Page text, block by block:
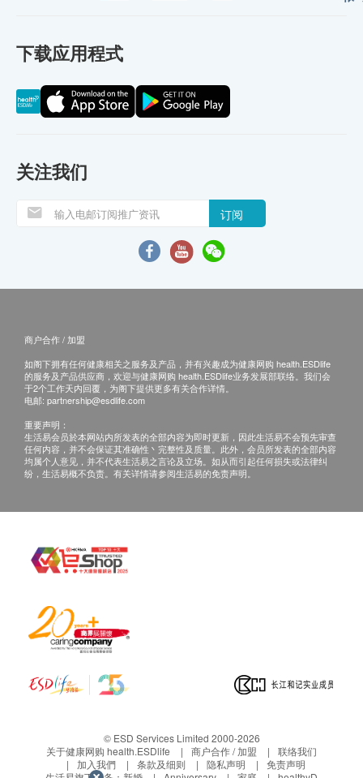
下载应用程式
关注我们
订阅
商户合作 / 加盟
如阁下拥有任何健康相关之服务及产品，并有兴趣成为健康网购 health.ESDlife
的服务及产品供应商，欢迎与健康网购 health.ESDlife业务发展部联络。我们会
于2个工作天内回覆，为阁下提供更多有关合作详情。
电邮: partnership@esdlife.com
重要声明：
生活易会员於本网站内所发表的全部内容为即时更新，因此生活易不会预先审查
任何内容，并不会保证其准确性丶完整性及质量。此外，会员所发表的全部内容
均属个人意见，并不代表生活易之言论及立场。如从而引起任何损失或法律纠
纷，生活易概不负责。有关详情请参阅生活易的免责声明。
© ESD Services Limited 2000-2026
关于健康网购 health.ESDlife
商户合作 / 加盟
联络我们
加入我們
条款及细则 隐私声明
免责声明